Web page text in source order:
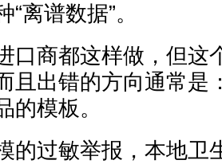
离谱数据”。
口商都这样做，但这
且出错的方向通常是
的模板。
的过敏举报，本地卫